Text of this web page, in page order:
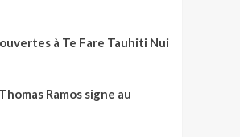
à Te Fare Tauhiti Nui
Ramos signe au